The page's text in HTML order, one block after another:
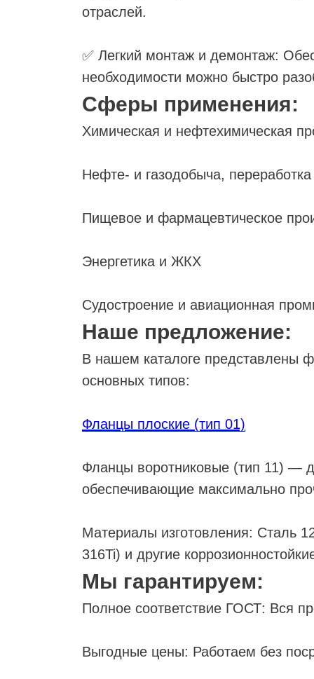
отраслей.
✅ Легкий монтаж и демонтаж:
необходимости можно быстро
Сферы применения:
Химическая и нефтехимическая
Нефте- и газодобыча, переработка
Пищевое и фармацевтическое
Энергетика и ЖКХ
Судостроение и авиационная
Наше предложение:
В нашем каталоге представлены
основных типов:
Фланцы плоские (тип 01)
Фланцы воротниковые (тип 11) —
обеспечивающие максимально
Материалы изготовления: Сталь
316Ti) и другие
Мы гарантируем:
Полное соответствие ГОСТ: Вся
Выгодные цены: Работаем без